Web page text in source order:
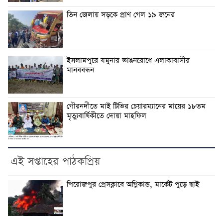
তিন জেলায় সড়কে প্রাণ গেল ১৯ জনের
ইসলামপুরে যমুনার ভাঙনরোধে এলাকাবাসীর
মানববন্ধন
গৌরনদীতে মাই টিভির চেয়ারম্যানের মায়ের ১৮তম
মৃত্যুবার্ষিকীতে দোয়া মাহফিল
এই সপ্তাহের পাঠকপ্রিয়
পিরোজপুর প্রেসক্লাবে অগ্নিকান্ড, মার্কেট পুড়ে ছাই